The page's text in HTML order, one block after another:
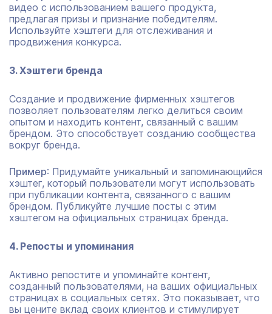
видео с использованием вашего продукта,
предлагая призы и признание победителям.
Используйте хэштеги для отслеживания и
продвижения конкурса.
3. Хэштеги бренда
Создание и продвижение фирменных хэштегов
позволяет пользователям легко делиться своим
опытом и находить контент, связанный с вашим
брендом. Это способствует созданию сообщества
вокруг бренда.
Пример: Придумайте уникальный и запоминающийся
хэштег, который пользователи могут использовать
при публикации контента, связанного с вашим
брендом. Публикуйте лучшие посты с этим
хэштегом на официальных страницах бренда.
4. Репосты и упоминания
Активно репостите и упоминайте контент,
созданный пользователями, на ваших официальных
страницах в социальных сетях. Это показывает, что
вы цените вклад своих клиентов и стимулирует